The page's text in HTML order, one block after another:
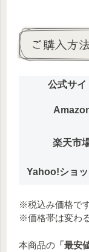
ご購入方
公式サイ
楽天市
Yahoo!ショ
※税込み価格です
※価格帯は変わ
本商品の 「最安